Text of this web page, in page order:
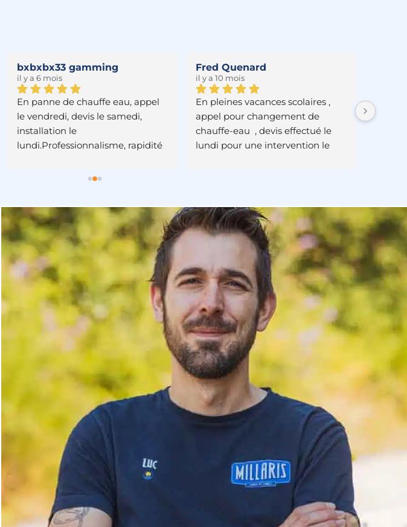
JP Dom
il y a 10 mois
Appel en urgence un jeudi soir
pour une fuite sur un chauffe
eau. Excellent accueil
téléphonique et tout a été mis en
solution. Visite dès le lendemain
début d'après midi pour
remplacer le chauffe eau.
Personnel courtois, sympathique,
respectueux et très professionnel,
le travail a été fait avec sérieux et
application. Un grand merci à
Maxime et à l'équipe qui ont su
nous satisfaire dans le délai très
serré qui était le nôtre.
Hervé Moriniere
il y a 2 ans
Demande de devis avec Maxime
pour un wc et un chauffe eau
effectué en juin avec date
d'intervention programmé en
s'adapter.Nettoyage propre du
chantierEncore merci à eux 3,
très sympathiques et à l'écoute.